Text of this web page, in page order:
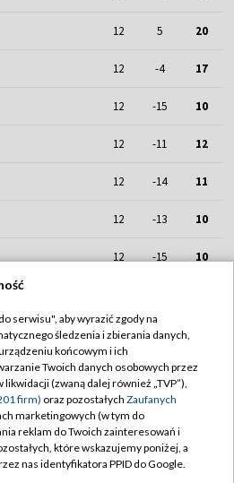
12 5 20
12 -4 17
12 -15 10
12 -11 12
12 -14 11
12 -13 10
12 -15 10
TVP
TVP
TVP
serwisu", aby wyrazić zgody na
śledzenia i zbierania danych,
końcowym i ich
Twoich danych osobowych przez
likwidacji (zwaną dalej również „TVP”),
firm) oraz pozostałych Zaufanych
marketingowych (w tym do
reklam do Twoich zainteresowań i
które wskazujemy poniżej, a
nas identyfikatora PPID do Google.